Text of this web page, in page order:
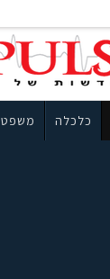
כלכלה משפט